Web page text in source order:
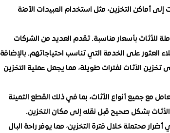
أماكن التخزين، مثل استخدام المبيدات الآمنة
للأثاث بأسعار مناسبة. تقدم العديد من الشركات
العثور على الخدمة التي تناسب احتياجاتهم. بالإضافة
الأثاث لفترات طويلة، مما يجعل عملية التخزين
مع جميع أنواع الأثاث، بما في ذلك القطع الثمينة
بشكل صحيح قبل نقله إلى مكان التخزين.
محتملة خلال فترة التخزين، مما يوفر راحة البال